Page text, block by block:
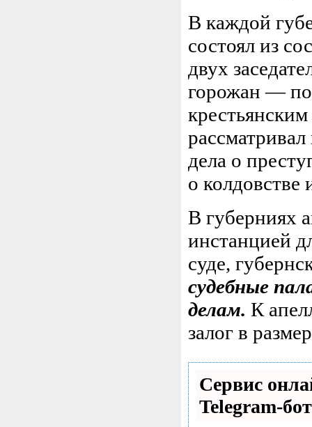
В каждой
состоял из
двух
горожан —
дела о
о колдовстве
В губерниях
инстанцией
суде,
судебные
делам. К
залог в
Сервис
Telegram-